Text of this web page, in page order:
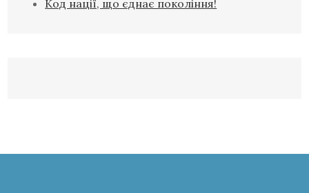
Код нації, що єднає покоління!